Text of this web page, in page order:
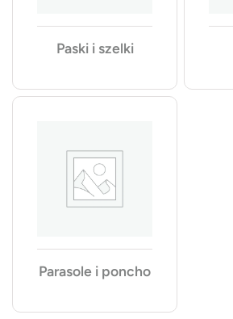
Paski i szelki
Parasole i poncho